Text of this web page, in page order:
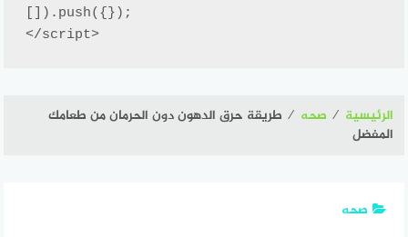
[]).push({});
</script>
الرئيسية ⁄ صحه ⁄ طريقة حرق الدهون دون الحرمان من طعامك
المفضل
صحه